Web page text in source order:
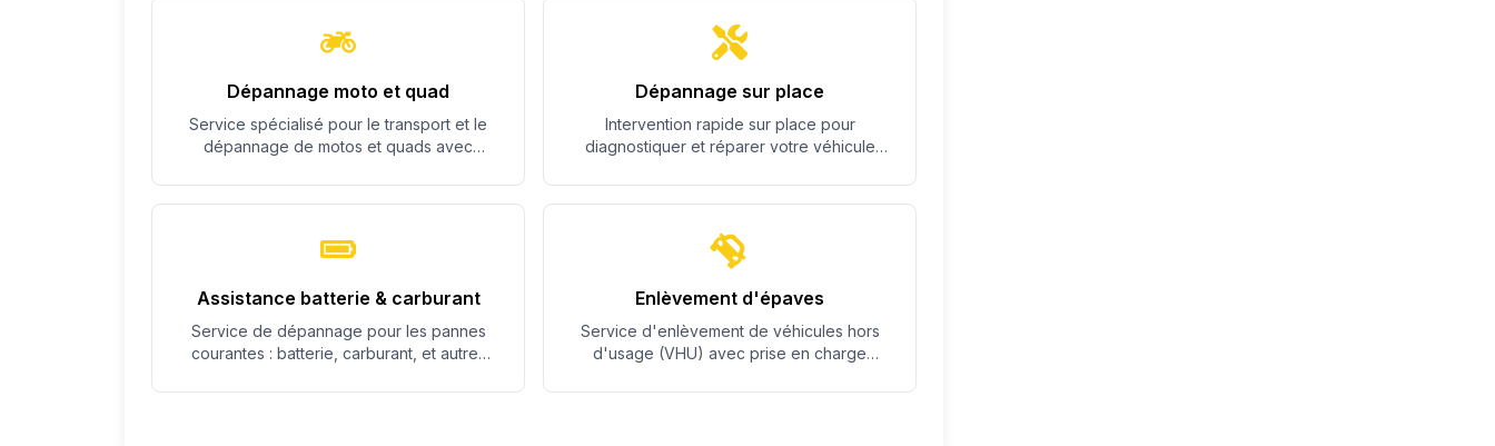
Dépannage moto et quad
Service spécialisé pour le transport et le
dépannage de motos et quads avec
Dépannage sur place
Intervention rapide sur place pour
diagnostiquer et réparer votre véhicule
Assistance batterie & carburant
Service de dépannage pour les pannes
courantes : batterie, carburant, et autres
Enlèvement d'épaves
Service d'enlèvement de véhicules hors
d'usage (VHU) avec prise en charge